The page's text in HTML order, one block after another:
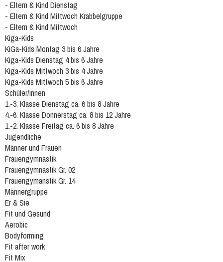
- Eltern & Kind Dienstag
- Eltern & Kind Mittwoch Krabbelgruppe
- Eltern & Kind Mittwoch
Kiga-Kids
KiGa-Kids Montag 3 bis 6 Jahre
Kiga-Kids Dienstag 4 bis 6 Jahre
Kiga-Kids Mittwoch 3 bis 4 Jahre
Kiga-Kids Mittwoch 5 bis 6 Jahre
Schüler/innen
1.-3. Klasse Dienstag ca. 6 bis 8 Jahre
4.-6. Klasse Donnerstag ca. 8 bis 12 Jahre
1.-2. Klasse Freitag ca. 6 bis 8 Jahre
Jugendliche
Männer und Frauen
Frauengymnastik
Frauengymnastik Gr. 02
Frauengymanstik Gr. 14
Männergruppe
Er & Sie
Fit und Gesund
Aerobic
Bodyforming
Fit after work
Fit Mix